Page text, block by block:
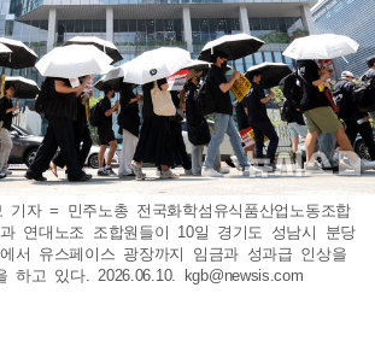
기자 = 민주노총 전국화학섬유식품산업노동조합
연대노조 조합원들이 10일 경기도 성남시 분당
서 유스페이스 광장까지 임금과 성과급 인상을
하고 있다. 2026.06.10. kgb@newsis.com